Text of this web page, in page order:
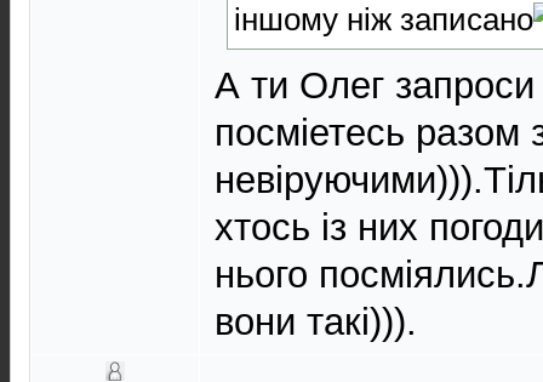
іншому ніж записано
А ти Олег
посмiетесь
хтось iз них
нього
вони такi))).